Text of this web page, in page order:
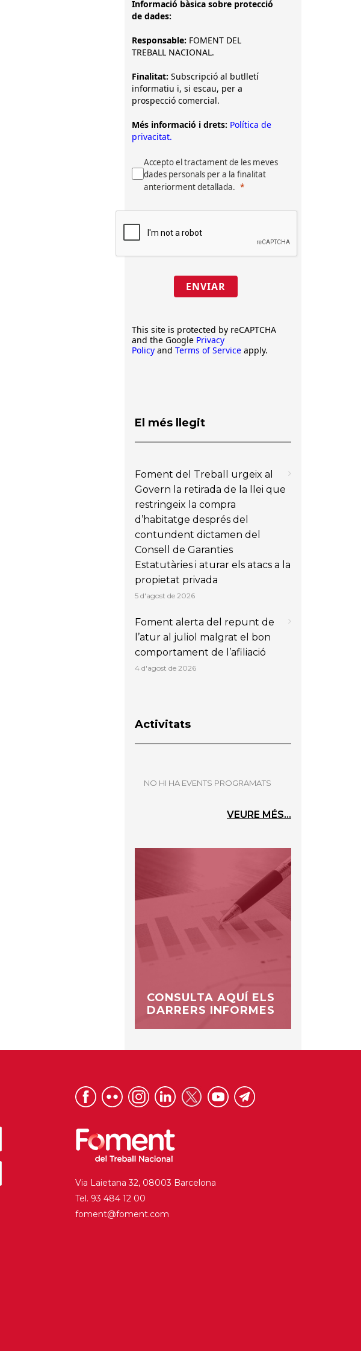
Informació bàsica sobre protecció
de dades:
Responsable: FOMENT DEL
TREBALL NACIONAL.
Finalitat: Subscripció al butlletí
informatiu i, si escau, per a
prospecció comercial.
Més informació i drets: Política de
privacitat.
Accepto el tractament de les meves
dades personals per a la finalitat
anteriorment detallada.
ENVIAR
This site is protected by reCAPTCHA
and the Google Privacy
Policy and Terms of Service apply.
El més llegit
Foment del Treball urgeix al
Govern la retirada de la llei que
restringeix la compra
d’habitatge després del
contundent dictamen del
Consell de Garanties
Estatutàries i aturar els atacs a la
propietat privada
5 d'agost de 2026
Foment alerta del repunt de
l’atur al juliol malgrat el bon
comportament de l’afiliació
4 d'agost de 2026
Activitats
NO HI HA EVENTS PROGRAMATS
VEURE MÉS...
CONSULTA AQUÍ ELS
DARRERS INFORMES
Via Laietana 32, 08003 Barcelona
Tel. 93 484 12 00
foment@foment.com